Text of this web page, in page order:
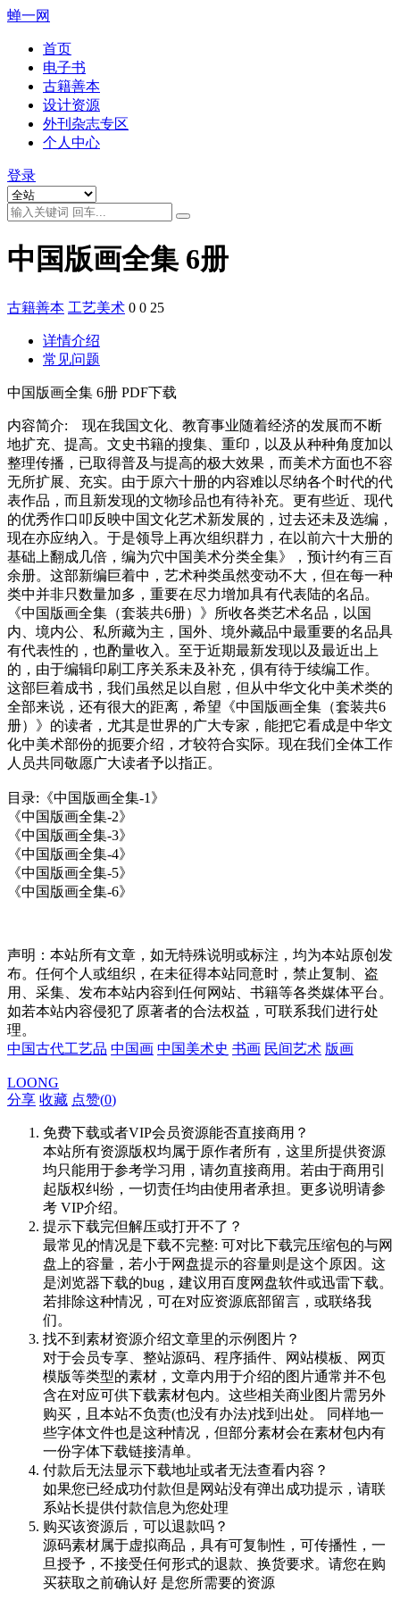
蝉一网
首页
电子书
古籍善本
设计资源
外刊杂志专区
个人中心
登录
中国版画全集 6册
古籍善本 工艺美术 0 0 25
详情介绍
常见问题
中国版画全集 6册 PDF下载
内容简介: 现在我国文化、教育事业随着经济的发展而不断
地扩充、提高。文史书籍的搜集、重印，以及从种种角度加以
整理传播，已取得普及与提高的极大效果，而美术方面也不容
无所扩展、充实。由于原六十册的内容难以尽纳各个时代的代
表作品，而且新发现的文物珍品也有待补充。更有些近、现代
的优秀作口叩反映中国文化艺术新发展的，过去还未及选编，
现在亦应纳入。于是领导上再次组织群力，在以前六十大册的
基础上翻成几倍，编为穴中国美术分类全集》，预计约有三百
余册。这部新编巨着中，艺术种类虽然变动不大，但在每一种
类中并非只数量加多，重要在尽力增加具有代表陆的名品。
《中国版画全集（套装共6册）》所收各类艺术名品，以国
内、境内公、私所藏为主，国外、境外藏品中最重要的名品具
有代表性的，也酌量收入。至于近期最新发现以及最近出上
的，由于编辑印刷工序关系未及补充，俱有待于续编工作。
这部巨着成书，我们虽然足以自慰，但从中华文化中美术类的
全部来说，还有很大的距离，希望《中国版画全集（套装共6
册）》的读者，尤其是世界的广大专家，能把它看成是中华文
化中美术部份的扼要介绍，才较符合实际。现在我们全体工作
人员共同敬愿广大读者予以指正。
目录:《中国版画全集-1》
《中国版画全集-2》
《中国版画全集-3》
《中国版画全集-4》
《中国版画全集-5》
《中国版画全集-6》
声明：本站所有文章，如无特殊说明或标注，均为本站原创发
布。任何个人或组织，在未征得本站同意时，禁止复制、盗
用、采集、发布本站内容到任何网站、书籍等各类媒体平台。
如若本站内容侵犯了原著者的合法权益，可联系我们进行处
理。
中国古代工艺品 中国画 中国美术史 书画 民间艺术 版画
LOONG
分享 收藏 点赞(0)
免费下载或者VIP会员资源能否直接商用？
本站所有资源版权均属于原作者所有，这里所提供资源
均只能用于参考学习用，请勿直接商用。若由于商用引
起版权纠纷，一切责任均由使用者承担。更多说明请参
考 VIP介绍。
提示下载完但解压或打开不了？
最常见的情况是下载不完整: 可对比下载完压缩包的与网
盘上的容量，若小于网盘提示的容量则是这个原因。这
是浏览器下载的bug，建议用百度网盘软件或迅雷下载。
若排除这种情况，可在对应资源底部留言，或联络我
们。
找不到素材资源介绍文章里的示例图片？
对于会员专享、整站源码、程序插件、网站模板、网页
模版等类型的素材，文章内用于介绍的图片通常并不包
含在对应可供下载素材包内。这些相关商业图片需另外
购买，且本站不负责(也没有办法)找到出处。 同样地一
些字体文件也是这种情况，但部分素材会在素材包内有
一份字体下载链接清单。
付款后无法显示下载地址或者无法查看内容？
如果您已经成功付款但是网站没有弹出成功提示，请联
系站长提供付款信息为您处理
购买该资源后，可以退款吗？
源码素材属于虚拟商品，具有可复制性，可传播性，一
旦授予，不接受任何形式的退款、换货要求。请您在购
买获取之前确认好 是您所需要的资源